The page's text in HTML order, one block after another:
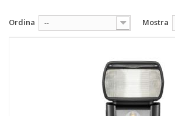
Ordina -- Mostra